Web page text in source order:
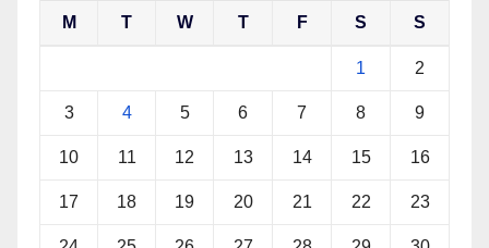
M T W T F S S
1 2
3 4 5 6 7 8 9
10 11 12 13 14 15 16
17 18 19 20 21 22 23